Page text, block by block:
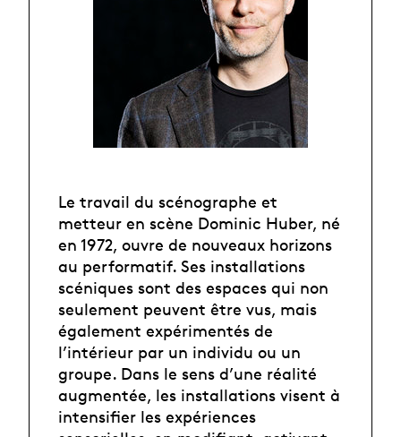
Le travail du scénographe et
metteur en scène Dominic Huber, né
en 1972, ouvre de nouveaux horizons
au performatif. Ses installations
scéniques sont des espaces qui non
seulement peuvent être vus, mais
également expérimentés de
l’intérieur par un individu ou un
groupe. Dans le sens d’une réalité
augmentée, les installations visent à
intensifier les expériences